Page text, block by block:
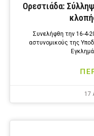
Ορεστιάδα:
Συνελήφθη την 16-4-
αστυνομικούς της
17